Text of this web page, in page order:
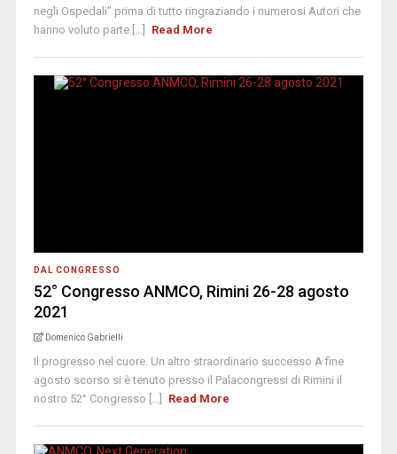
negli Ospedali” prima di tutto ringraziando i numerosi Autori che
hanno voluto parte [...]
Read More
DAL CONGRESSO
52° Congresso ANMCO, Rimini 26-28 agosto
2021
Domenico Gabrielli
Il progresso nel cuore. Un altro straordinario successo A fine
agosto scorso si è tenuto presso il Palacongressi di Rimini il
nostro 52° Congresso [...]
Read More